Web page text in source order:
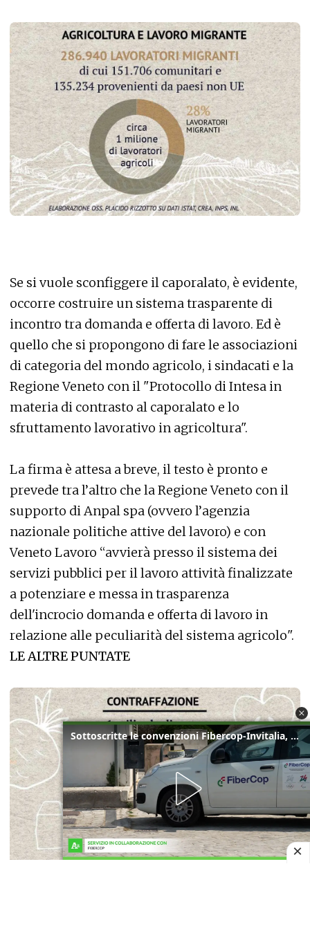
Se si vuole sconfiggere il caporalato, è evidente,
occorre costruire un sistema trasparente di
incontro tra domanda e offerta di lavoro. Ed è
quello che si propongono di fare le associazioni
di categoria del mondo agricolo, i sindacati e la
Regione Veneto con il "Protocollo di Intesa in
materia di contrasto al caporalato e lo
sfruttamento lavorativo in agricoltura".
La firma è attesa a breve, il testo è pronto e
prevede tra l’altro che la Regione Veneto con il
supporto di Anpal spa (ovvero l’agenzia
nazionale politiche attive del lavoro) e con
Veneto Lavoro “avvierà presso il sistema dei
servizi pubblici per il lavoro attività finalizzate
a potenziare e messa in trasparenza
dell'incrocio domanda e offerta di lavoro in
relazione alle peculiarità del sistema agricolo".
LE ALTRE PUNTATE
Sottoscritte le convenzioni Fibercop-Invitalia, fibra ottica per 477 mila civici